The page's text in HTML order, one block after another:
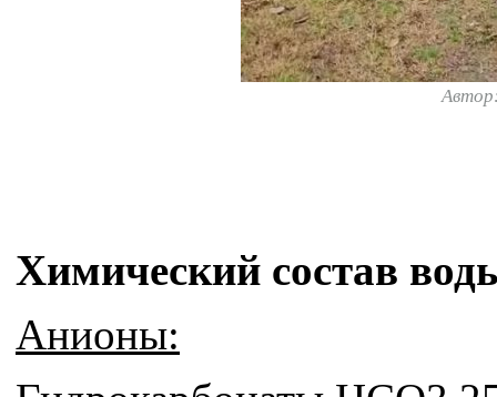
Химический состав
Анионы: